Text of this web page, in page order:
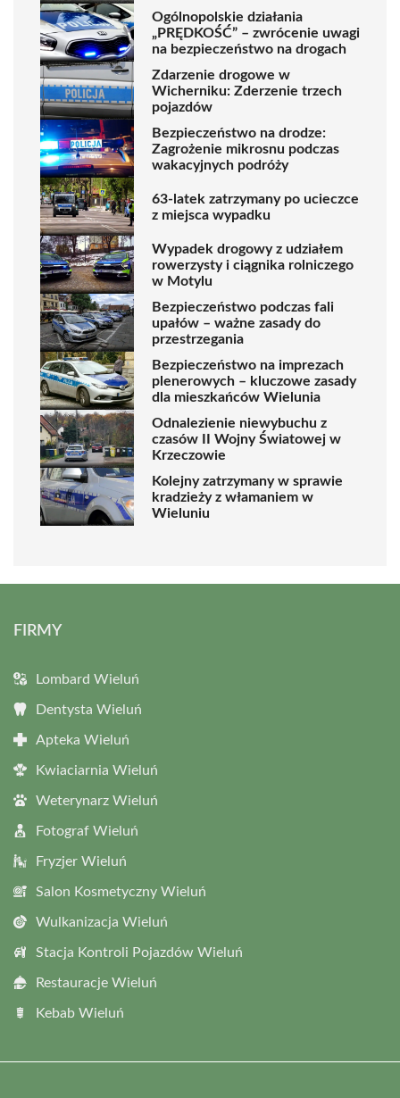
Ogólnopolskie działania
„PRĘDKOŚĆ” – zwrócenie uwagi
na bezpieczeństwo na drogach
Zdarzenie drogowe w
Wicherniku: Zderzenie trzech
pojazdów
Bezpieczeństwo na drodze:
Zagrożenie mikrosnu podczas
wakacyjnych podróży
63-latek zatrzymany po ucieczce
z miejsca wypadku
Wypadek drogowy z udziałem
rowerzysty i ciągnika rolniczego
w Motylu
Bezpieczeństwo podczas fali
upałów – ważne zasady do
przestrzegania
Bezpieczeństwo na imprezach
plenerowych – kluczowe zasady
dla mieszkańców Wielunia
Odnalezienie niewybuchu z
czasów II Wojny Światowej w
Krzeczowie
Kolejny zatrzymany w sprawie
kradzieży z włamaniem w
Wieluniu
FIRMY
Lombard Wieluń
Dentysta Wieluń
Apteka Wieluń
Kwiaciarnia Wieluń
Weterynarz Wieluń
Fotograf Wieluń
Fryzjer Wieluń
Salon Kosmetyczny Wieluń
Wulkanizacja Wieluń
Stacja Kontroli Pojazdów Wieluń
Restauracje Wieluń
Kebab Wieluń